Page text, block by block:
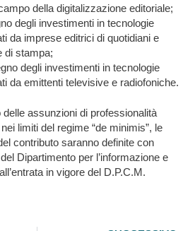
della digitalizzazione editoriale;
degli investimenti in tecnologie
da imprese editrici di quotidiani e
di stampa;
degli investimenti in tecnologie
da emittenti televisive e radiofoniche.
assunzioni di professionalità
limiti del regime “de minimis”, le
contributo saranno definite con
Dipartimento per l’informazione e
in vigore del D.P.C.M.